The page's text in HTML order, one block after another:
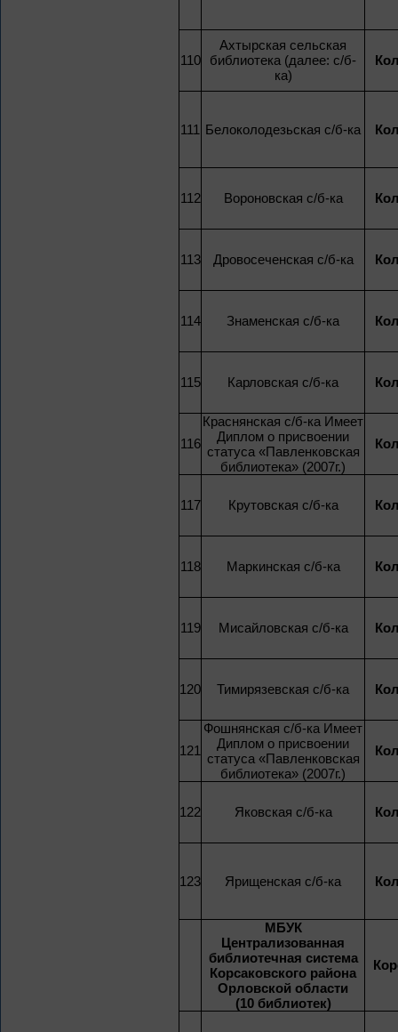
110
Ахтырская сельская
библиотека (далее: с/б-
ка)
111 Белоколодезьская с/б-ка
112 Вороновская с/б-ка
113 Дровосеченская с/б-ка
114 Знаменская с/б-ка
115 Карловская с/б-ка
116
Краснянская с/б-ка Имеет
Диплом о присвоении
статуса «Павленковская
библиотека» (2007г.)
117 Крутовская с/б-ка
118 Маркинская с/б-ка
119 Мисайловская с/б-ка
120 Тимирязевская с/б-ка
121
Фошнянская с/б-ка Имеет
Диплом о присвоении
статуса «Павленковская
библиотека» (2007г.)
122 Яковская с/б-ка
123 Ярищенская с/б-ка
МБУК
Централизованная
библиотечная система
Корсаковского района
Орловской области
(10 библиотек)